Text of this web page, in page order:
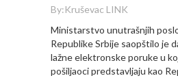
By:Kruševac LINK
Ministarstvo unutrašnjih
Republike Srbije saopštilo je
lažne elektronske poruke u
pošiljaoci predstavljaju kao